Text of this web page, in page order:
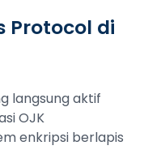
Protocol di
langsung aktif
OJK
enkripsi berlapis